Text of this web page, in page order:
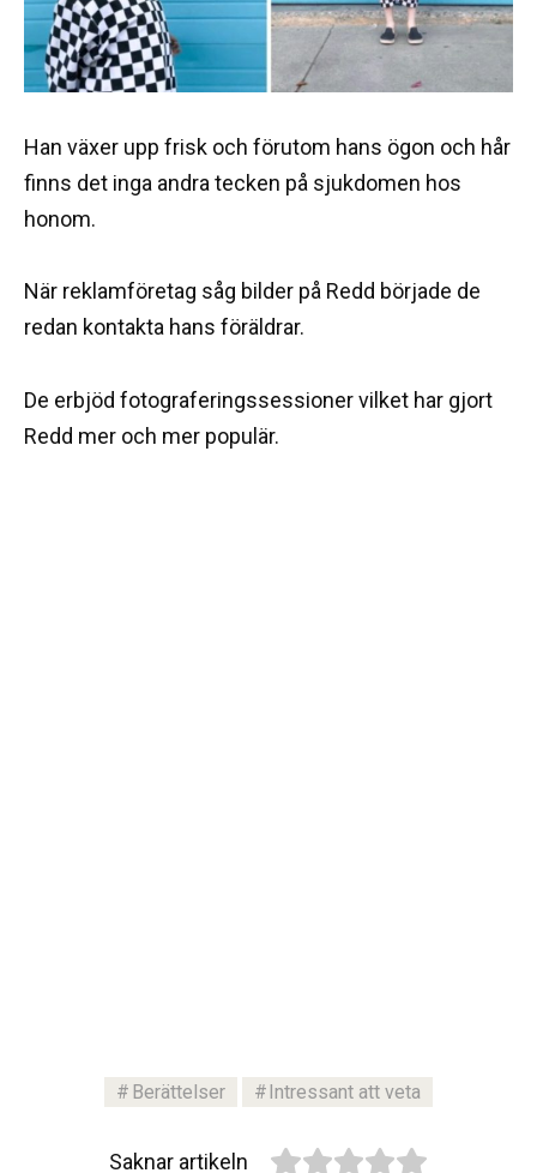
Han växer upp frisk och förutom hans ögon och hår
finns det inga andra tecken på sjukdomen hos
honom.
När reklamföretag såg bilder på Redd började de
redan kontakta hans föräldrar.
De erbjöd fotograferingssessioner vilket har gjort
Redd mer och mer populär.
Berättelser Intressant att veta
Saknar artikeln